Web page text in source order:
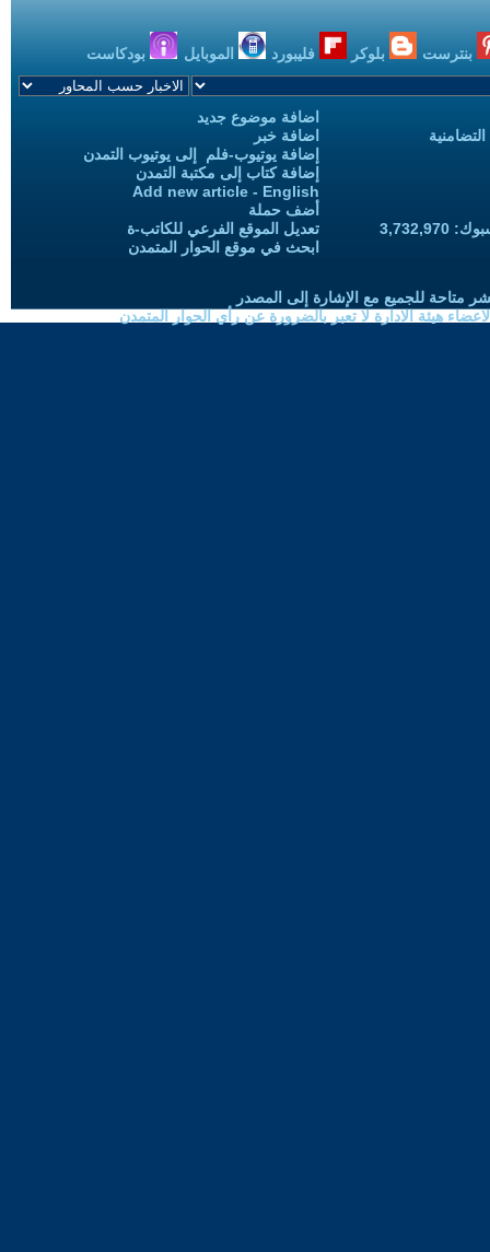
بنترست بلوكر فليبورد الموبايل بودكاست
اضافة موضوع جديد
اضافة خبر
إضافة يوتيوب-فلم إلى يوتيوب التمدن
إضافة كتاب إلى مكتبة التمدن
Add new article - English
أضف حملة
تعديل الموقع الفرعي للكاتب-ة
ابحث في موقع الحوار المتمدن
متاحة للجميع مع الإشارة إلى المصدر
هيئة الادارة لا تعبر بالضرورة عن رأي الحوار المتمدن